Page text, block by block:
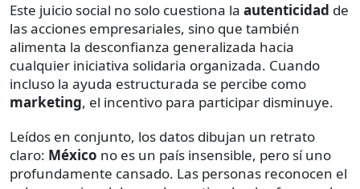
Este juicio social no solo cuestiona la autenticidad de
las acciones empresariales, sino que también
alimenta la desconfianza generalizada hacia
cualquier iniciativa solidaria organizada. Cuando
incluso la ayuda estructurada se percibe como
marketing, el incentivo para participar disminuye.
Leídos en conjunto, los datos dibujan un retrato
claro: México no es un país insensible, pero sí uno
profundamente cansado. Las personas reconocen el